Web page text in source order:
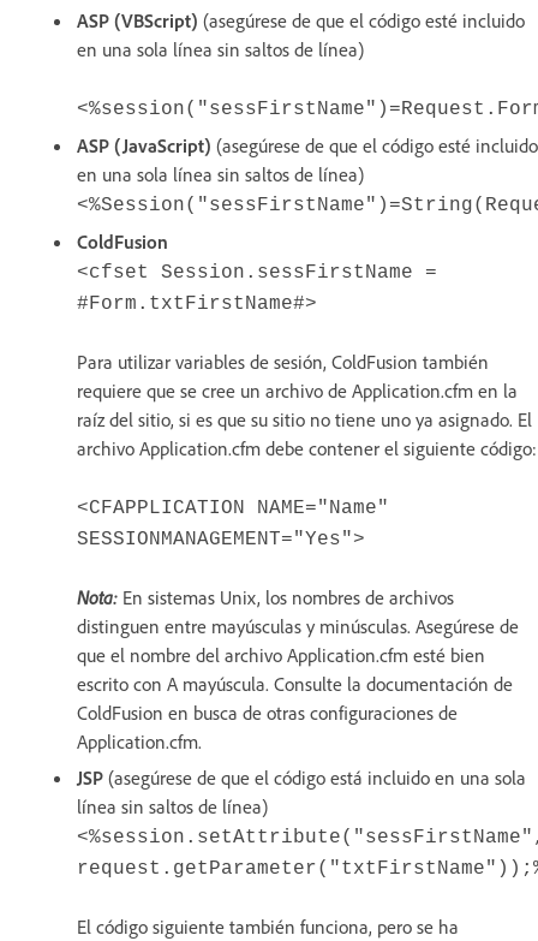
ASP (VBScript) (asegúrese de que el código esté incluido
en una sola línea sin saltos de línea)
ASP (JavaScript) (asegúrese de que el código esté incluido
en una sola línea sin saltos de línea)
ColdFusion
<cfset Session.sessFirstName =
#Form.txtFirstName#>
Para utilizar variables de sesión, ColdFusion también
requiere que se cree un archivo de Application.cfm en la
raíz del sitio, si es que su sitio no tiene uno ya asignado. El
archivo Application.cfm debe contener el siguiente código:
<CFAPPLICATION NAME="Name"
SESSIONMANAGEMENT="Yes">
Nota: En sistemas Unix, los nombres de archivos
distinguen entre mayúsculas y minúsculas. Asegúrese de
que el nombre del archivo Application.cfm esté bien
escrito con A mayúscula. Consulte la documentación de
ColdFusion en busca de otras configuraciones de
Application.cfm.
JSP (asegúrese de que el código está incluido en una sola
línea sin saltos de línea)
El código siguiente también funciona, pero se ha